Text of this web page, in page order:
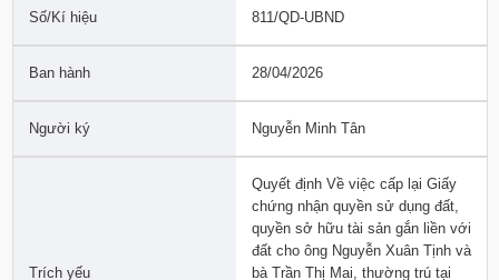
Số/Kí hiệu 811/QD-UBND
Ban hành 28/04/2026
Người ký Nguyễn Minh Tân
Trích yếu
Quyết định Về việc cấp lại Giấy
chứng nhận quyền sử dụng đất,
quyền sở hữu tài sản gắn liền với
đất cho ông Nguyễn Xuân Tịnh và
bà Trần Thị Mai, thường trú tại